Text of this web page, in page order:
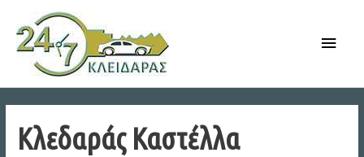
content
Main
Κλεδαράς Καστέλλα